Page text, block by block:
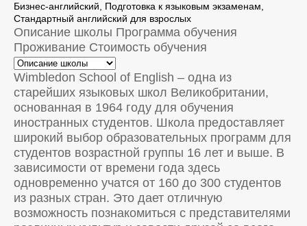
Бизнес-английский, Подготовка к языковым экзаменам,
Стандартный английский для взрослых
Описание школы Программа обучения
Проживание Стоимость обучения
Wimbledon School of English – одна из
старейших языковых школ Великобритании,
основанная в 1964 году для обучения
иностранных студентов. Школа предоставляет
широкий выбор образовательных программ для
студентов возрастной группы 16 лет и выше. В
зависимости от времени года здесь
одновременно учатся от 160 до 300 студентов
из разных стран. Это дает отличную
возможность познакомиться с представителями